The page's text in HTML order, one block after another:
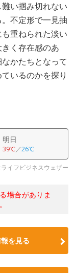
い掴み切れない
不定形で一見抽
重ねられた淡い
く存在感のあ
かたちとなって
いるのかを探り
明日
39℃／26℃
イフビジネスウェザー
場合がありま
を見る